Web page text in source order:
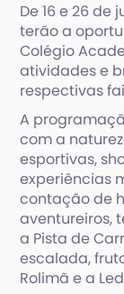
De 16 e 26 de
terão a
Colégio
atividades e
respectivas
A
com a
esportivas,
experiências
contação de
aventureiros,
a Pista de
escalada,
Rolimã e a